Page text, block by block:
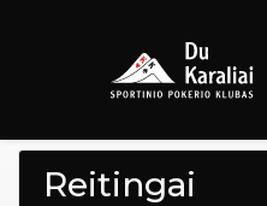
Reitingai